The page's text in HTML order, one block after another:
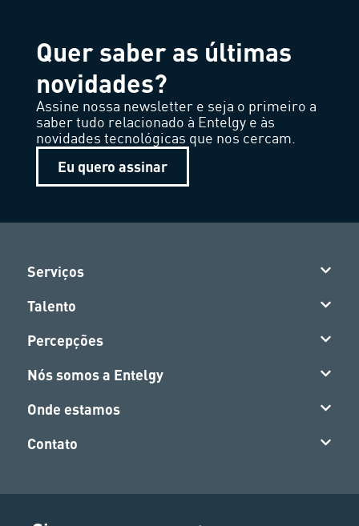
Quer saber as últimas
novidades?
Assine nossa newsletter e seja o primeiro a
saber tudo relacionado à Entelgy e às
novidades tecnológicas que nos cercam.
Eu quero assinar
Serviços
Talento
Percepções
Nós somos a Entelgy
Onde estamos
Contato